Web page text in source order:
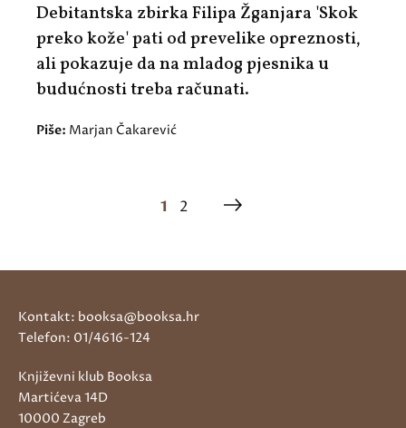
Debitantska zbirka Filipa Žganjara 'Skok
preko kože' pati od prevelike opreznosti,
ali pokazuje da na mladog pjesnika u
budućnosti treba računati.
Piše: Marjan Čakarević
1 2
Kontakt: booksa@booksa.hr
Telefon: 01/4616-124
Književni klub Booksa
Martićeva 14D
10000 Zagreb